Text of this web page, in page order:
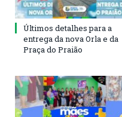
Últimos detalhes para a
entrega da nova Orla e da
Praça do Praião